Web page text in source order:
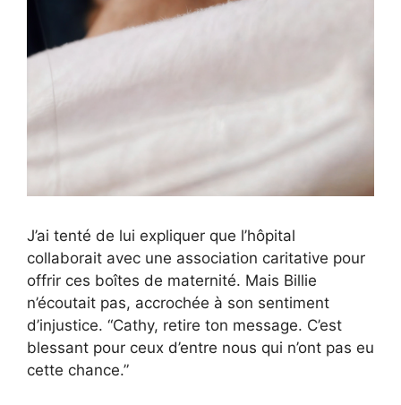
J’ai tenté de lui expliquer que l’hôpital
collaborait avec une association caritative pour
offrir ces boîtes de maternité. Mais Billie
n’écoutait pas, accrochée à son sentiment
d’injustice. “Cathy, retire ton message. C’est
blessant pour ceux d’entre nous qui n’ont pas eu
cette chance.”